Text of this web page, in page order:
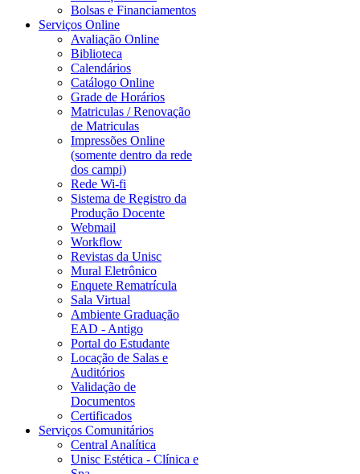
Bolsas e Financiamentos
Serviços Online
Avaliação Online
Biblioteca
Calendários
Catálogo Online
Grade de Horários
Matriculas / Renovação
de Matriculas
Impressões Online
(somente dentro da rede
dos campi)
Rede Wi-fi
Sistema de Registro da
Produção Docente
Webmail
Workflow
Revistas da Unisc
Mural Eletrônico
Enquete Rematrícula
Sala Virtual
Ambiente Graduação
EAD - Antigo
Portal do Estudante
Locação de Salas e
Auditórios
Validação de
Documentos
Certificados
Serviços Comunitários
Central Analítica
Unisc Estética - Clínica e